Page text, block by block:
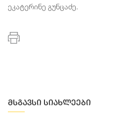
ეკატერინე გუნცაძე.
მსგავსი სიახლეები